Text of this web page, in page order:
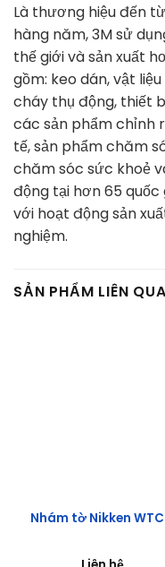
Là thương hiệu đến
hàng năm, 3M sử
thế giới và sản xuất
gồm: keo dán, vật
cháy thụ động, thiết
các sản phẩm chỉnh
tế, sản phẩm chăm
chăm sóc sức khoẻ
động tại hơn 65
với hoạt động sản
nghiệm.
SẢN PHẨM LIÊN
Nhám tờ Nikken